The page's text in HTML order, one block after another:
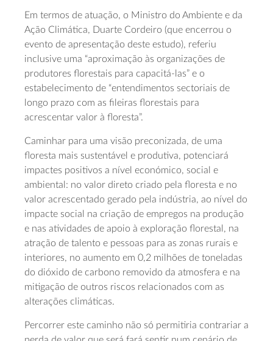
Em termos de atuação, o Ministro do Ambiente e da
Ação Climática, Duarte Cordeiro (que encerrou o
evento de apresentação deste estudo), referiu
inclusive uma “aproximação às organizações de
produtores florestais para capacitá-las” e o
estabelecimento de “entendimentos sectoriais de
longo prazo com as fileiras florestais para
acrescentar valor à floresta”.
Caminhar para uma visão preconizada, de uma
floresta mais sustentável e produtiva, potenciará
impactes positivos a nível económico, social e
ambiental: no valor direto criado pela floresta e no
valor acrescentado gerado pela indústria, ao nível do
impacte social na criação de empregos na produção
e nas atividades de apoio à exploração florestal, na
atração de talento e pessoas para as zonas rurais e
interiores, no aumento em 0,2 milhões de toneladas
do dióxido de carbono removido da atmosfera e na
mitigação de outros riscos relacionados com as
alterações climáticas.
Percorrer este caminho não só permitiria contrariar a